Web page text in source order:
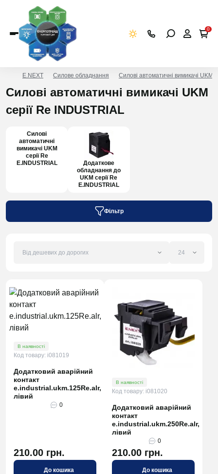
0
E.NEXT Силове обладнання Силові автоматичні вимикачі UKM
Силові автоматичні вимикачі UKM
серії Re INDUSTRIAL
Силові
автоматичні
вимикачі UKM
серії Re
E.INDUSTRIAL
Додаткове
обладнання до
UKM серії Re
E.INDUSTRIAL
Фільтр
В наявності
Код товару: i081019
Додатковий аварійний
контакт
e.industrial.ukm.125Re.alr,
лівий
0
210.00 грн.
До кошика
В наявності
Код товару: i081020
Додатковий аварійний
контакт
e.industrial.ukm.250Re.alr,
лівий
0
210.00 грн.
До кошика